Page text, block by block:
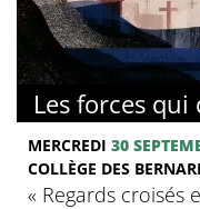
Les forces
MERCREDI 30
COLLÈGE DES
« Regards croisés